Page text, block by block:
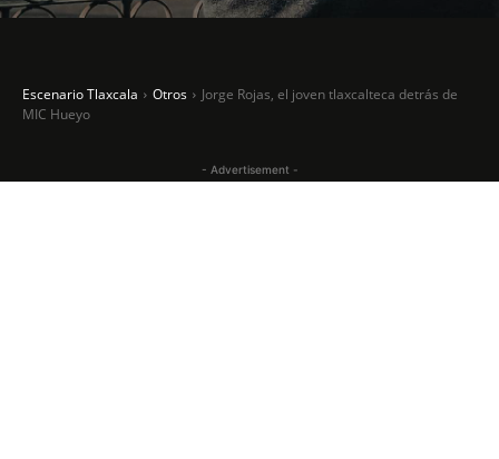
Escenario Tlaxcala Otros
Jorge Rojas, el joven tlaxcalteca detrás de
MIC Hueyo
- Advertisement -